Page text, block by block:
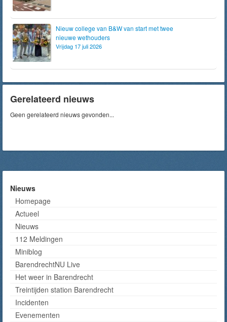
Nieuw college van B&W van start met twee
nieuwe wethouders
Vrijdag 17 juli 2026
Gerelateerd nieuws
Geen gerelateerd nieuws gevonden...
Nieuws
Homepage
Actueel
Nieuws
112 Meldingen
Miniblog
BarendrechtNU Live
Het weer in Barendrecht
Treintijden station Barendrecht
Incidenten
Evenementen